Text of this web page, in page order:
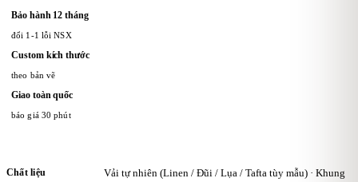
Bảo hành 12 tháng
đổi 1-1 lỗi NSX
Custom kích thước
theo bản vẽ
Giao toàn quốc
báo giá 30 phút
Chất liệu
Vải tự nhiên (Linen / Đũi / Lụa / Tafta tùy mẫu) · Khung